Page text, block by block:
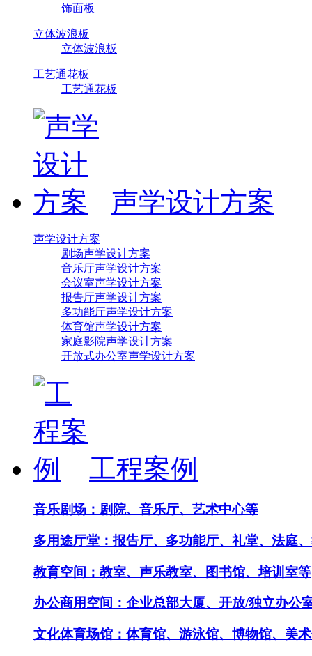
饰面板
立体波浪板
立体波浪板
工艺通花板
工艺通花板
声学设计方案
声学设计方案
剧场声学设计方案
音乐厅声学设计方案
会议室声学设计方案
报告厅声学设计方案
多功能厅声学设计方案
体育馆声学设计方案
家庭影院声学设计方案
开放式办公室声学设计方案
工程案例
音乐剧场：剧院、音乐厅、艺术中心等
多用途厅堂：报告厅、多功能厅、礼堂、法庭
教育空间：教室、声乐教室、图书馆、培训室等
办公商用空间：企业总部大厦、开放/独立办公
文化体育场馆：体育馆、游泳馆、博物馆、美